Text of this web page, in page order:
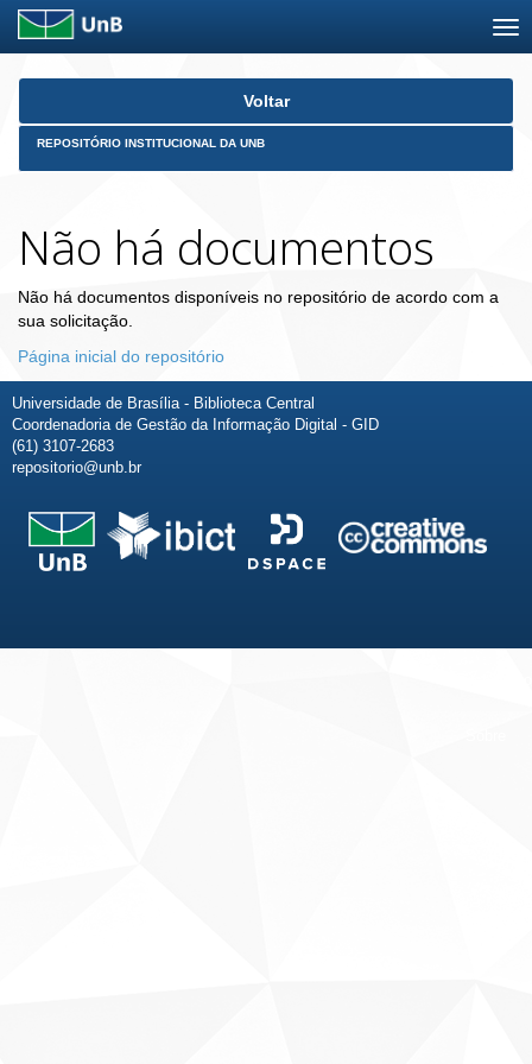
Skip
Voltar
REPOSITÓRIO INSTITUCIONAL DA UNB
Não há documentos
Não há documentos disponíveis no repositório de acordo com a
sua solicitação.
Página inicial do repositório
Universidade de Brasília - Biblioteca Central
Coordenadoria de Gestão da Informação Digital - GID
(61) 3107-2683
repositorio@unb.br